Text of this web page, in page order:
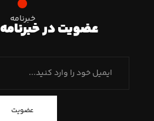
خبرنامه
عضویت در خبرنامه
عضویت